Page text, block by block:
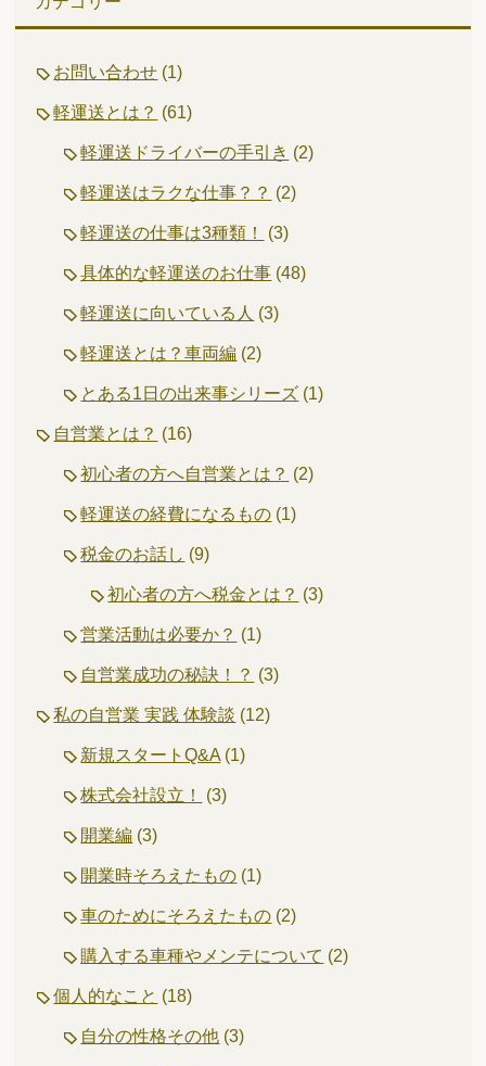
お問い合わせ (1)
軽運送とは？ (61)
軽運送ドライバーの手引き (2)
軽運送はラクな仕事？？ (2)
軽運送の仕事は3種類！ (3)
具体的な軽運送のお仕事 (48)
軽運送に向いている人 (3)
軽運送とは？車両編 (2)
とある1日の出来事シリーズ (1)
自営業とは？ (16)
初心者の方へ自営業とは？ (2)
軽運送の経費になるもの (1)
税金のお話し (9)
初心者の方へ税金とは？ (3)
営業活動は必要か？ (1)
自営業成功の秘訣！？ (3)
私の自営業 実践 体験談 (12)
新規スタートQ&A (1)
株式会社設立！ (3)
開業編 (3)
開業時そろえたもの (1)
車のためにそろえたもの (2)
購入する車種やメンテについて (2)
個人的なこと (18)
自分の性格その他 (3)